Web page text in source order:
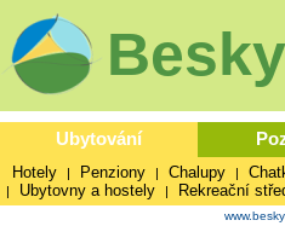
Ubytování
Hotely | Penziony | Chalupy |
| Ubytovny a hostely | Rekreační